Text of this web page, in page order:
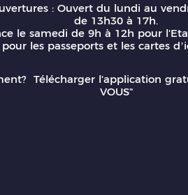
: Ouvert du lundi au
de 13h30 à 17h.
le samedi de 9h à 12h pour
pour les passeports et les cartes
Télécharger l'application
VOUS"